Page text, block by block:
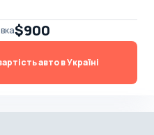
$900
авто в Україні